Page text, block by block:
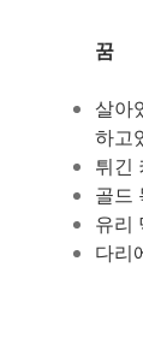
꿈
살아
하고
튀긴
골드
유리
다리